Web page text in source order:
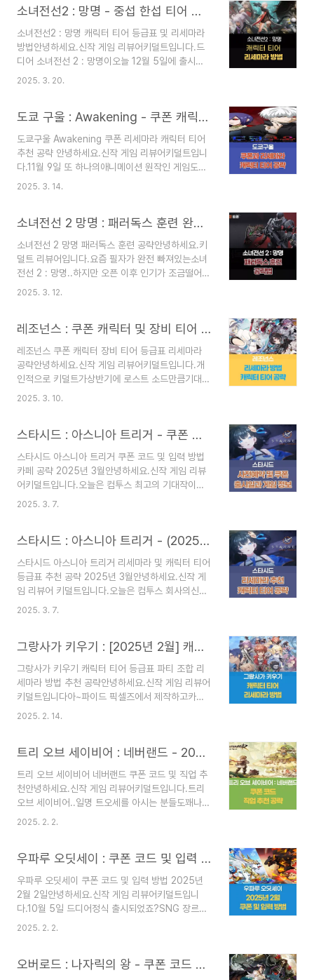
니다.쿠폰 코드 사용 방법AOS, PC버전1) 메인 화
면 우측 상단 [메뉴(三)]→ [환경..
금하시다면???↓↓↓↓↓↓↓↓최신 시동무기
표 [2025년 티어표 수정]필자가 오랜만에 돌아왔
습니다만..너무나도 많이 바뀌어서글 싹다 삭제하고
최신 티어표네이버 카페에 [윤떠야]님의공략글에서
가져왔습니다.어차피 계속해서 플레이 하던 분들이
를 나누었고원작자도 개인적인 의견으로작성하셨다
고 하셨으니 참고만 하시..
소녀전선2 : 망명 - 중섭 한섭 티어 등급표 및 미래시 리세마라 공략
소녀전선2 : 망명 캐릭터 티어 등급표 및 리세마라
방법안녕하세요.신작 게임 리뷰어키덜트입니다.드
디어 소녀전선 2 : 망명이오늘 12월 5일에 출시되
었습니다.자세한 리세마라 방법과캐릭터 티어 등급
이거 못 참죠..ㄷㄷ소녀전선 2 : 망명의쿠폰 코드와
선 2 쿠폰 보러 가기!!소녀전선2 : 망명 리세마라 방
법게임 출시 후자세하게 스크린샷으로올려드릴게
용.그전에 리세마라 방법이 궁금하다면?아래 링크
로 들어가시면 잘 정리되어 있어
전선2 : 망명 캐릭터 티어 등급표중국 서버 티어 미
래시글로벌 서버 티어표일단 다른 건 모르겠고..경..
2025. 3. 20.
도쿄 구울 : Awakening - 쿠폰 캐릭터 티어 등급표 리세마라 공략 (2025년 3월)
도쿄구울 Awakening 쿠폰 리세마라 캐릭터 티어
추천 공략 안녕하세요.신작 게임 리뷰어키덜트입니
다.11월 9일 또 하나의애니메이션 원작인 게임도쿄
구울이 출시되었습니다.개인적으론 애니 원작인 게
반응도 좋아서공략을 포스팅해보려고 합니다.자, 그
게임이 이름만 바꿔서 출시..ㅋㅋ그래서 밑에 티어
표 그대로 보시면 됩니다..하.. 2023년 11월 출시된
게임이2025년 3월에 재출시라니..이번에 3번째
재출시인데..이번꺼는 몇달 할려나..ㅋㅋㅋ 아래 링
이 한 만큼 다이아 보상도 준데요.기존 유저 보상 방
법 보..
2025. 3. 14.
소녀전선 2 망명 : 패러독스 훈련 완전 공략 가이드 (2025년 3월)
소녀전선 2 망명 패러독스 훈련 공략안녕하세요.키
덜트 리뷰어입니다.요즘 필자가 완전 빠져있는소녀
전선 2 : 망명..하지만 오픈 이후 인기가 조금떨어지
고 있던데..ㅠㅠ클루카이 출시되면..떡상하지 않을
입니다.자, 일주일도 안 남았으니..얼른 포스팅보고
금하시다면??▽▽▽▽▽▽클릭하세요!소녀전선
2 : 망명 패러독스 훈련 공략1일 차1. 얘를 저 위치
로 이동.2. 두 번째 스킬을 사용해서전체 공격을 해
줍시다.3. 제초학자를 저 위치에 이동4. 아무나 한
차1. 앞의 스위치 가동 후기둥까지 이동합니다.2. 기
둥..
2025. 3. 12.
레조넌스 : 쿠폰 캐릭터 및 장비 티어 등급표 리세마라 추천 공략 (2025년 3월)
레조넌스 쿠폰 캐릭터 장비 티어 등급표 리세마라
공략안녕하세요.신작 게임 리뷰어키덜트입니다.개
인적으로 키덜트가상반기에 로스트 소드만큼기대하
고 있던 게임이죠??바로 레조넌스입니다.이미 일본
거라서..글 내용은 오픈하면 수정될 수도 있어용~
의 쿠폰과캐릭터 티어, 리세마라가 궁금하다면??
▽▽▽▽▽▽신작 게임 공략 모음 [드루와요]레
조넌스 쿠폰 및 입력 방법2024년 3월 10일 추가쿠
폰 코드사용 기한CBCRR23무기한RESONANCE
되는 쿠폰 코드는 3개.더 추가되면 수정할게요. 일
단 중국 서버 기준으로올라와있는 쿠폰 ..
2025. 3. 10.
스타시드 : 아스니아 트리거 - 쿠폰 코드 및 입력 방법 카페 공략 (2025년 3월)
스타시드 아스니아 트리거 쿠폰 코드 및 입력 방법
카페 공략 2025년 3월안녕하세요.신작 게임 리뷰
어키덜트입니다.오늘은 컴투스 최고의 기대작이자
개인적으로 명조와 더불어 서브 컬처올해 최고의 기
오늘은 이 게임의 자세한 게임 정보와사전예약 및
스팅으로 가보실까요?스타시드 아스니아 트리거캐
릭터 티어표가 궁금하시다면??▽▽▽▽▽▽스타
시드 캐릭터 티어표 보러 가기!! 스타시드 아스니아
트리거 쿠폰2025년 3월 7일 기준 쿠폰쿠폰 코드
MARCODE09192025년 3월 7일까지쿠폰 입력
방법쿠폰 사용 방법은 메뉴 ..
2025. 3. 7.
스타시드 : 아스니아 트리거 - (2025년 3월) 캐릭터 티어 등급표 리세마라 방법 추천 공략
스타시드 아스니아 트리거 리세마라 및 캐릭터 티어
등급표 추천 공략 2025년 3월안녕하세요.신작 게
임 리뷰어 키덜트입니다.오늘은 컴투스 회사의신작
서브컬처 게임.스타시드 아스니아 트리거입니다.약
보실까요?스타시드 속성별 덱 조합이나캐릭터별 덱
파티 추천 조합 보러 갈래요??스타시드 리세마라
방법과 추천솔직히 리세마라 자체는 쉬운데..재화가
너무 적어서 문제입니다..ㅠ하지만 여기에는 선별모
집이라는 모집이 있는데원하는 SSR 캐릭터 하나를
다..(물론 모든 SSR 캐릭터가 다 나오는 건 아님..)
자, 그럼 리세마라 방법..
2025. 3. 7.
그랑사가 키우기 : [2025년 2월] 캐릭터 티어 등급표 리세마라 방법 추천 공략
그랑사가 키우기 캐릭터 티어 등급표 파티 조합 리
세마라 방법 추천 공략안녕하세요.신작 게임 리뷰어
키덜트입니다아~파이드 픽셀즈에서 제작하고카카
오 게임즈에서 유통하는그랑사가 키우기 시리즈의
너무나도 처참하게 게임이 망해서..ㅠ파이드 픽셀즈
안 쓸려고 했는데..은근히 재미있다는 소리도 있고
일본에서도 생각보다 흥행하고 있어서오늘 공략을
포스팅해보려고 합니다.일단, 방치형 RPG.. 즉 키
우기류 장르 게임.요새 키우기 방치형 게임들이 대
다.심지어 첫 번째 이벤트부터 콜라보??자, 그럼 콜
라보 포함 티어표 보러 가보실까요?다른..
2025. 2. 14.
트리 오브 세이비어 : 네버랜드 - 2025년 2월 2일 쿠폰 코드 및 직업 추천 공략
트리 오브 세이비어 네버랜드 쿠폰 코드 및 직업 추
천안녕하세요.신작 게임 리뷰어키덜트입니다.트리
오브 세이비어..일명 트오세를 아시는 분들도꽤나
많으실 거라고 생각합니다.2015년에 출시되어서2
바일로 새로 나온다길래필자는 옛 추억을 생각해서
부터 달렸지만..ㅅㅂ.. 역시나 추억은 추억으로 남길
걸..역시나 트오세 M이 망한 이유가 있었어..ㅠㅠ하
지만 그래도 네이버 게임 4위에위치하고 있으므로
쿠폰과 직업 공략을아주 간단하게 포스팅 해볼려고
스팅으로 가보실까요??다른 신작 게임의 정보와쿠
폰, 티어가 궁금하시다면??▽▽▽▽..
2025. 2. 2.
우파루 오딧세이 : 쿠폰 코드 및 입력 방법 공략 (2025년 2월 2일)
우파루 오딧세이 쿠폰 코드 및 입력 방법 2025년
2월 2일안녕하세요.신작 게임 리뷰어키덜트입니
다.10월 5일 드디어정식 출시되었죠?SNG 장르의
신작 게임우파루 오딧세이입니다.SNG 장르를모르
다음에 포스팅 해볼게요.오늘은 우파루 오딧세이쿠
2025. 2. 2.
오버로드 : 나자릭의 왕 - 쿠폰 코드 및 캐릭터 티어 등급표 리세마라 공략